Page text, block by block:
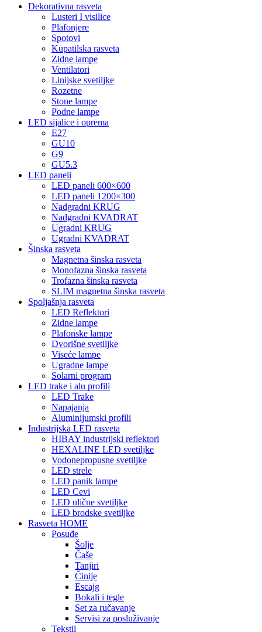
Dekorativna rasveta
Lusteri I visilice
Plafonjere
Spotovi
Kupatilska rasveta
Zidne lampe
Ventilatori
Linijske svetiljke
Rozetne
Stone lampe
Podne lampe
LED sijalice i oprema
E27
GU10
G9
GU5.3
LED paneli
LED paneli 600×600
LED paneli 1200×300
Nadgradni KRUG
Nadgradni KVADRAT
Ugradni KRUG
Ugradni KVADRAT
Šinska rasveta
Magnetna šinska rasveta
Monofazna šinska rasveta
Trofazna šinska rasveta
SLIM magnetna šinska rasveta
Spoljašnja rasveta
LED Reflektori
Zidne lampe
Plafonske lampe
Dvorišne svetiljke
Viseće lampe
Ugradne lampe
Solarni program
LED trake i alu profili
LED Trake
Napajanja
Aluminijumski profili
Industrijska LED rasveta
HIBAY industrijski reflektori
HEXALINE LED svetiljke
Vodonepropusne svetiljke
LED strele
LED panik lampe
LED Cevi
LED ulične svetiljke
LED brodske svetiljke
Rasveta HOME
Posuđe
Šolje
Čaše
Tanjiri
Činije
Escajg
Bokali i tegle
Set za ručavanje
Servisi za posluživanje
Tekstil